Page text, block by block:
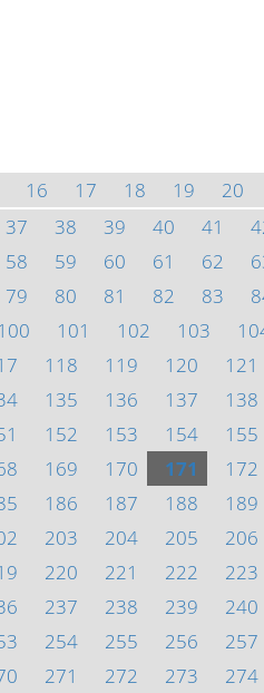
16 17 18 19 20
37 38 39 40 41
58 59 60 61 62
79 80 81 82 83
100 101 102 103
118 119 120 121
135 136 137 138
152 153 154 155
169 170 171 172
186 187 188 189
203 204 205 206
220 221 222 223
237 238 239 240
254 255 256 257
271 272 273 274